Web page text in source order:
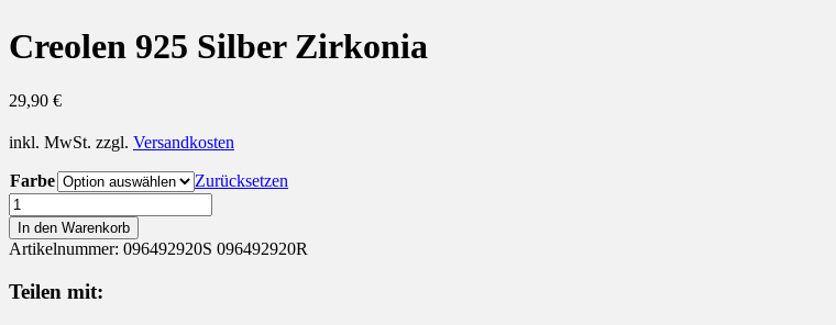
Creolen 925 Silber Zirkonia
29,90 €
inkl. MwSt. zzgl. Versandkosten
Farbe
Zurücksetzen
Creolen
925
Silber
Zirkonia
Menge
In den Warenkorb
Artikelnummer: 096492920S 096492920R
Teilen mit: